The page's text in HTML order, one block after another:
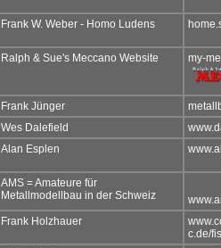
Frank W. Weber - Homo Ludens
Ralph & Sue's Meccano Website my-
Frank Jünger
Wes Dalefield
Alan Esplen
AMS = Amateure für
Metallmodellbau in der Schweiz
Frank Holzhauer
c.de/